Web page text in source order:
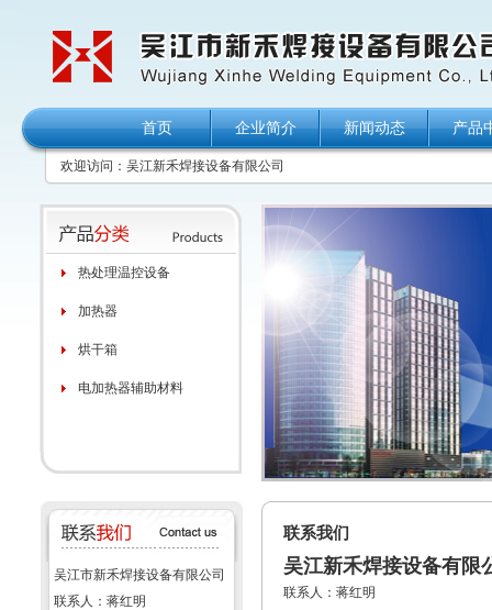
首页 企业简介 新闻动态 产品
欢迎访问：吴江新禾焊接设备有限公司
热处理温控设备
加热器
烘干箱
电加热器辅助材料
吴江市新禾焊接设备有限公司
联系人：蒋红明
联系我们
吴江新禾焊接设备有限
联系人：蒋红明